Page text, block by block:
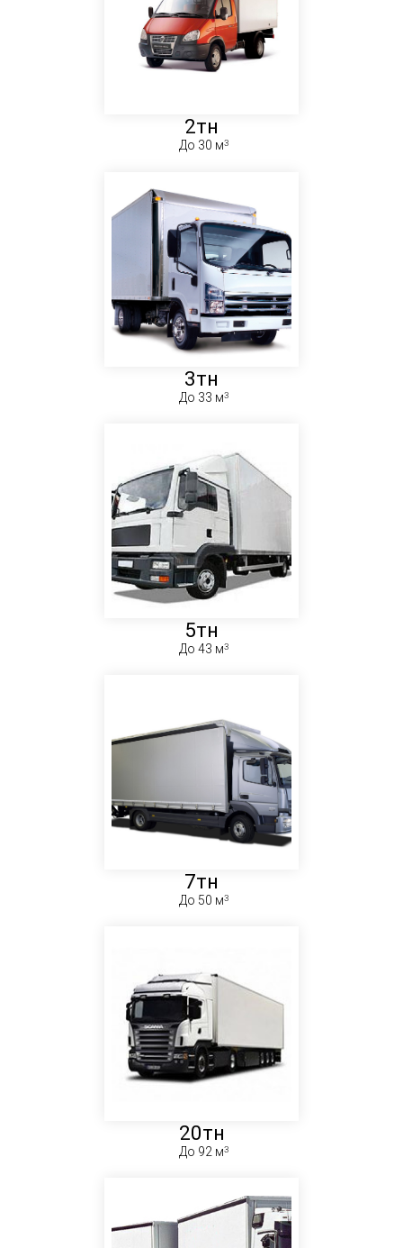
2тн
До 30 м
3тн
До 33 м
5тн
До 43 м
7тн
До 50 м
20тн
До 92 м